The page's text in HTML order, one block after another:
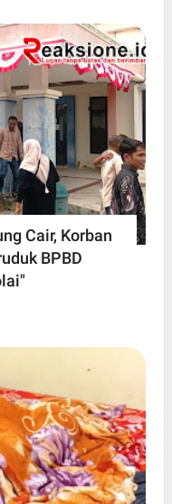
Cair, Korban
BPBD